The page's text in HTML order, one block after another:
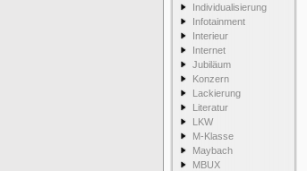
Individualisierung
Infotainment
Interieur
Internet
Jubiläum
Konzern
Lackierung
Literatur
LKW
M-Klasse
Maybach
MBUX